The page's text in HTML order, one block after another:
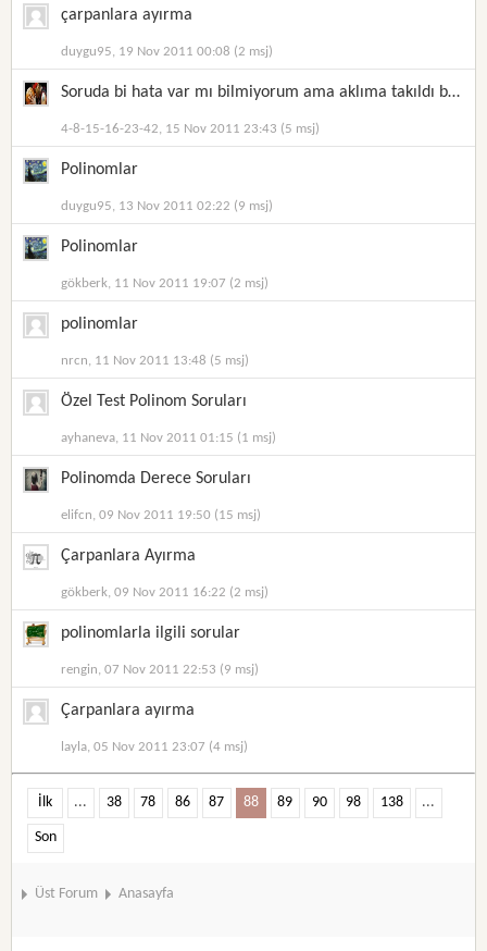
çarpanlara ayırma
duygu95, 19 Nov 2011 00:08 (2 msj)
Soruda bi hata var mı bilmiyorum ama aklıma takıldı bi sorayım dedim .. :)
4-8-15-16-23-42, 15 Nov 2011 23:43 (5 msj)
Polinomlar
duygu95, 13 Nov 2011 02:22 (9 msj)
Polinomlar
gökberk, 11 Nov 2011 19:07 (2 msj)
polinomlar
nrcn, 11 Nov 2011 13:48 (5 msj)
Özel Test Polinom Soruları
ayhaneva, 11 Nov 2011 01:15 (1 msj)
Polinomda Derece Soruları
elifcn, 09 Nov 2011 19:50 (15 msj)
Çarpanlara Ayırma
gökberk, 09 Nov 2011 16:22 (2 msj)
polinomlarla ilgili sorular
rengin, 07 Nov 2011 22:53 (9 msj)
Çarpanlara ayırma
layla, 05 Nov 2011 23:07 (4 msj)
İlk ... 38 78 86 87 88 89 90 98 138 ...
Son
Üst Forum Anasayfa